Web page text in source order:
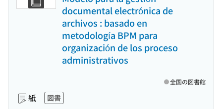
documental electrónica de
archivos : basado en
metodología BPM para
organización de los proceso
administrativos
紙 図書
全国の図書館